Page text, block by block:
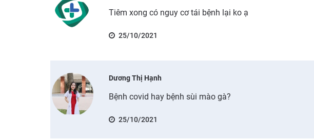
Tiêm xong có nguy cơ tái bệnh lại ko ạ
25/10/2021
Dương Thị Hạnh
Bệnh covid hay bệnh sùi mào gà?
25/10/2021